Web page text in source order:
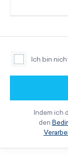
Ich bin
Indem ich
den